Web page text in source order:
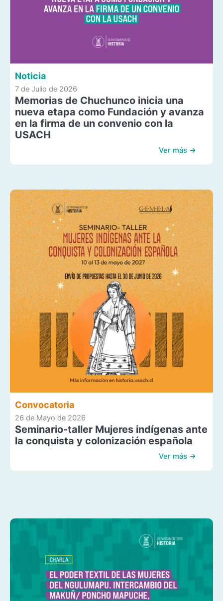
Noticia
7 de Julio de 2026
Memorias de Chuchunco inicia una
nueva etapa como Fundación y avanza
en la firma de un convenio con la
USACH
Ver más →
Convocatoria
26 de Mayo de 2026
Seminario-taller Mujeres indígenas ante
la conquista y colonización española
Ver más →